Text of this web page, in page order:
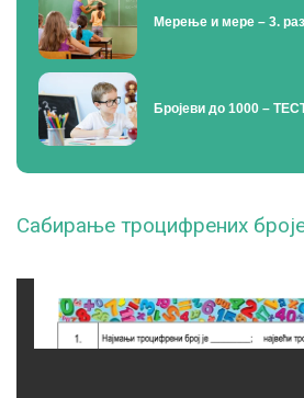
Мерење и мере – 3.
Бројеви до 1000 –
Сабирање троцифрених